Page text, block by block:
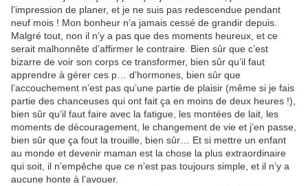
l’impression de planer, et je ne suis pas redescendue pendant
neuf mois ! Mon bonheur n’a jamais cessé de grandir depuis.
Malgré tout, non il n’y a pas que des moments heureux, et ce
serait malhonnête d’affirmer le contraire. Bien sûr que c’est
bizarre de voir son corps ce transformer, bien sûr qu’il faut
apprendre à gérer ces p… d’hormones, bien sûr que
l’accouchement n’est pas qu’une partie de plaisir (même si je fais
partie des chanceuses qui ont fait ça en moins de deux heures !),
bien sûr qu’il faut faire avec la fatigue, les montées de lait, les
moments de découragement, le changement de vie et j’en passe,
bien sûr que ça fout la trouille, bien sûr… Et si mettre un enfant
au monde et devenir maman est la chose la plus extraordinaire
qui soit, il n’empêche que ce n’est pas toujours simple, et il n’y a
aucune honte à l’avouer.